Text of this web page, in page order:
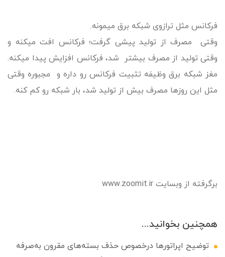
فرکانس مثل ترازوی شبکه برق‌ میمونه.
وقتی مصرف از تولید پیشی گرفت؛ فرکانس افت میکنه و
وقتی تولید از مصرف بیشتر شد، فرکانس افزایش پیدا میکنه.
مغز شبکه برق وظیفه تثبیت فرکانس رو داره و مجبوره وقتی
مثل این روزها مصرف بیش از تولید شد، بار شبکه رو کم کنه.
برگرفته از وبسایت www.zoomit.ir
همچنین بخوانید...
توضیح اپراتورها درخصوص حذف بسته‌های مقرون به‌صرفه